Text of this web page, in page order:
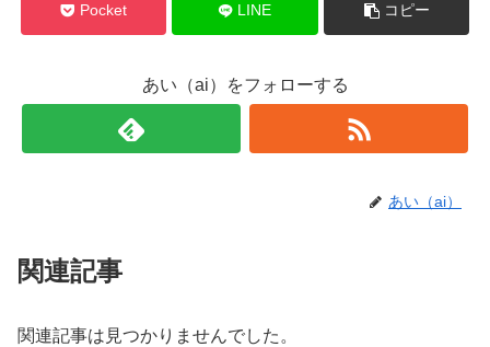
Pocket LINE コピー
あい（ai）をフォローする
あい（ai）
関連記事
関連記事は見つかりませんでした。